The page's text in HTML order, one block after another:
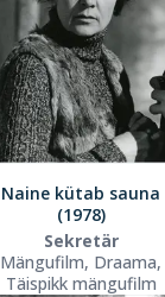
Naine kütab sauna
(1978)
Sekretär
Mängufilm, Draama,
Täispikk mängufilm